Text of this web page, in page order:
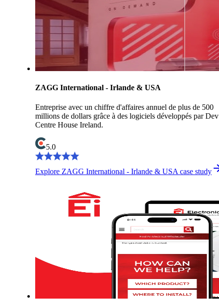
ZAGG International - Irlande & USA
Entreprise avec un chiffre d'affaires annuel de plus de 500
millions de dollars grâce à des logiciels développés par Dev
Centre House Ireland.
5.0
Explore ZAGG International - Irlande & USA case study